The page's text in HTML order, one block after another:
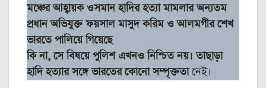
মঞ্চের আহ্বায়ক ওসমান হাদির হত্যা মামলার অন্যতম
প্রধান অভিযুক্ত ফয়সাল মাসুদ করিম ও আলমগীর শেখ
ভারতে পালিয়ে গিয়েছে
কি না, সে বিষয়ে পুলিশ এখনও নিশ্চিত নয়। তাছাড়া
হাদি হত্যার সঙ্গে ভারতের কোনো সম্পৃক্ততানেই।